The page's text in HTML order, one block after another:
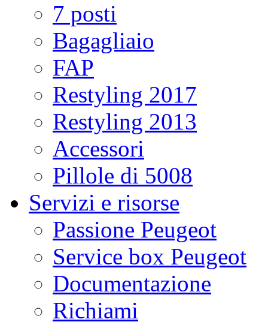
7 posti
Bagagliaio
FAP
Restyling 2017
Restyling 2013
Accessori
Pillole di 5008
Servizi e risorse
Passione Peugeot
Service box Peugeot
Documentazione
Richiami